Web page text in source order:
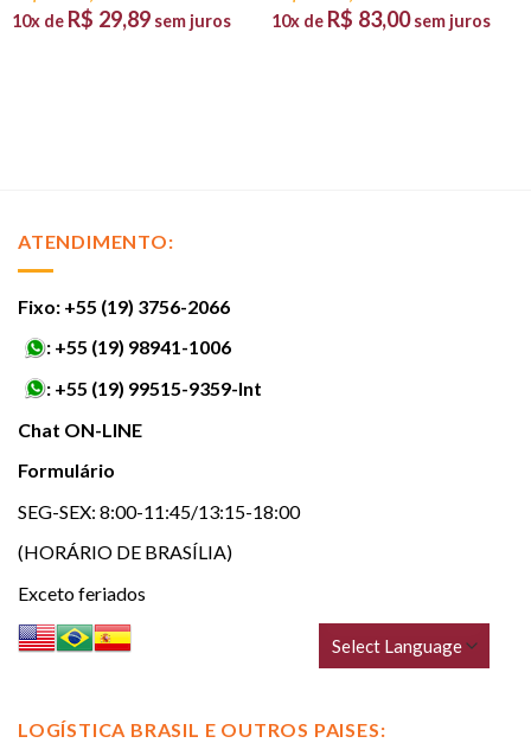
10x de R$ 29,89 sem juros 10x de R$ 83,00 sem juros
ATENDIMENTO:
Fixo: +55 (19) 3756-2066
: +55 (19) 98941-1006
: +55 (19) 99515-9359-Int
Chat ON-LINE
Formulário
SEG-SEX: 8:00-11:45/13:15-18:00
(HORÁRIO DE BRASÍLIA)
Exceto feriados
LOGÍSTICA BRASIL E OUTROS PAISES: